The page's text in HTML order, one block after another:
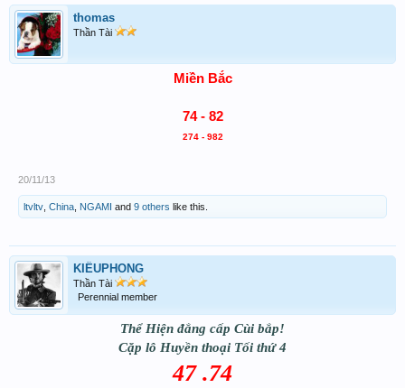
thomas
Thần Tài
Miền Bắc
74 - 82
274 - 982
20/11/13
ltvltv China NGAMI and 9 others like this.
KIỀUPHONG
Thần Tài
Perennial member
Thể Hiện đẳng cấp Cùi bắp!
Cặp lô Huyền thoại Tối thứ 4
47 .74